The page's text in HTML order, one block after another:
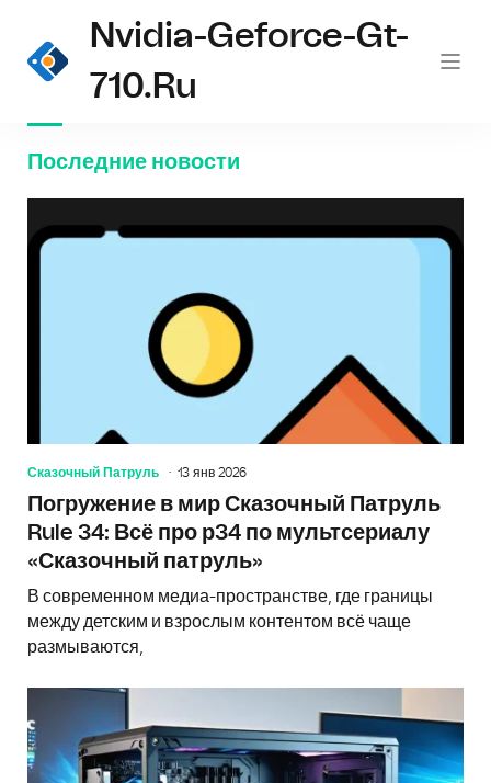
Nvidia-Geforce-Gt-
710.ru
Последние новости
Сказочный Патруль 13 янв 2026
Погружение в мир Сказочный Патруль
Rule 34: Всё про р34 по мультсериалу
«Сказочный патруль»
В современном медиа-пространстве, где границы
между детским и взрослым контентом всё чаще
размываются,